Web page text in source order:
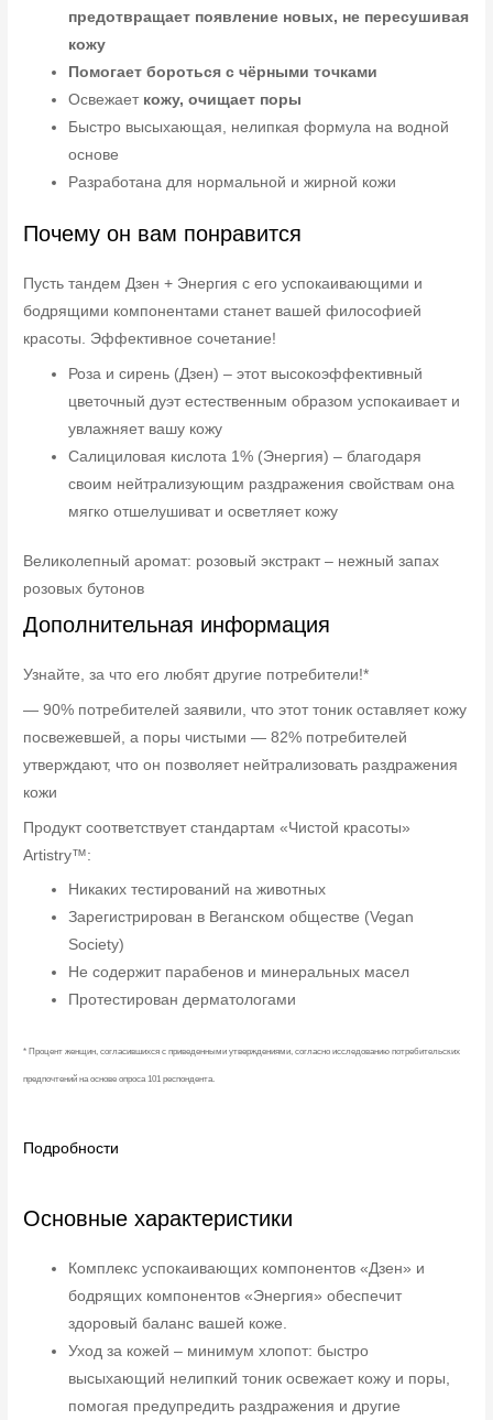
предотвращает появление новых, не пересушивая
кожу
Помогает бороться с чёрными точками
Освежает кожу, очищает поры
Быстро высыхающая, нелипкая формула на водной
основе
Разработана для нормальной и жирной кожи
Почему он вам понравится
Пусть тандем Дзен + Энергия с его успокаивающими и
бодрящими компонентами станет вашей философией
красоты. Эффективное сочетание!
Роза и сирень (Дзен) – этот высокоэффективный
цветочный дуэт естественным образом успокаивает и
увлажняет вашу кожу
Салициловая кислота 1% (Энергия) – благодаря
своим нейтрализующим раздражения свойствам она
мягко отшелушиват и осветляет кожу
Великолепный аромат: розовый экстракт – нежный запах
розовых бутонов
Дополнительная информация
Узнайте, за что его любят другие потребители!*
— 90% потребителей заявили, что этот тоник оставляет кожу
посвежевшей, а поры чистыми — 82% потребителей
утверждают, что он позволяет нейтрализовать раздражения
кожи
Продукт соответствует стандартам «Чистой красоты»
Artistry™:
Никаких тестирований на животных
Зарегистрирован в Веганском обществе (Vegan
Society)
Не содержит парабенов и минеральных масел
Протестирован дерматологами
* Процент женщин, согласившихся с приведенными утверждениями, согласно исследованию потребительских
предпочтений на основе опроса 101 респондента.
Подробности
Основные характеристики
Комплекс успокаивающих компонентов «Дзен» и
бодрящих компонентов «Энергия» обеспечит
здоровый баланс вашей коже.
Уход за кожей – минимум хлопот: быстро
высыхающий нелипкий тоник освежает кожу и поры,
помогая предупредить раздражения и другие